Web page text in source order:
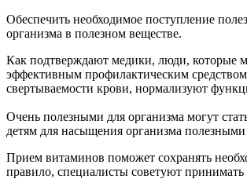
Обеспечить необходимое поступление
организма в полезном веществе.
Как подтверждают медики, люди, которые
эффективным профилактическим
свертываемости крови, нормализуют
Очень полезными для организма могут
детям для насыщения организма
Прием витаминов поможет сохранять
правило, специалисты советуют принимать